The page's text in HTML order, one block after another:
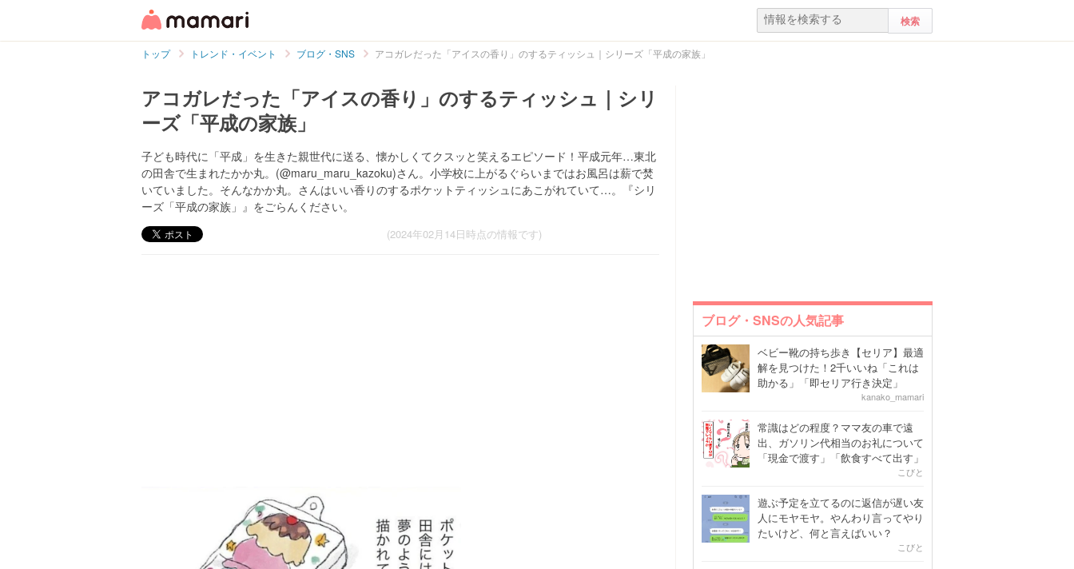
トップ トレンド・イベント ブログ・SNS アコガレだった「アイスの香り」のするティッシュ｜シリーズ「平成の家族」
アコガレだった「アイスの香り」のするティッシュ｜シリ
ーズ「平成の家族」
子ども時代に「平成」を生きた親世代に送る、懐かしくてクスッと笑えるエピソード！平成元年…東北
の田舎で生まれたかか丸。(@maru_maru_kazoku)さん。小学校に上がるぐらいまではお風呂は薪で焚
いていました。そんなかか丸。さんはいい香りのするポケットティッシュにあこがれていて…。『シリ
ーズ「平成の家族」』をごらんください。
(2024年02月14日時点の情報です)
ブログ・SNSの人気記事
ベビー靴の持ち歩き【セリア】最適
解を見つけた！2千いいね「これは
助かる」「即セリア行き決定」
kanako_mamari
常識はどの程度？ママ友の車で遠
出、ガソリン代相当のお礼について
「現金で渡す」「飲食すべて出す」
こびと
遊ぶ予定を立てるのに返信が遅い友
人にモヤモヤ。やんわり言ってやり
たいけど、何と言えばいい？
こびと